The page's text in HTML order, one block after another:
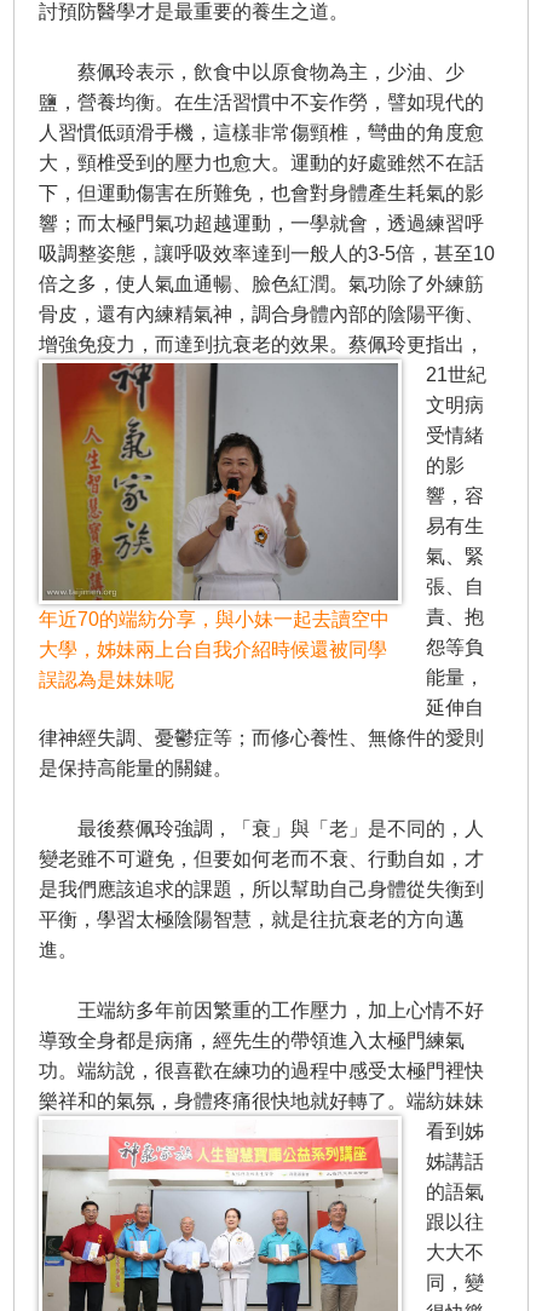
討預防醫學才是最重要的養生之道。
蔡佩玲表示，飲食中以原食物為主，少油、少
鹽，營養均衡。在生活習慣中不妄作勞，譬如現代的
人習慣低頭滑手機，這樣非常傷頸椎，彎曲的角度愈
大，頸椎受到的壓力也愈大。運動的好處雖然不在話
下，但運動傷害在所難免，也會對身體產生耗氣的影
響；而太極門氣功超越運動，一學就會，透過練習呼
吸調整姿態，讓呼吸效率達到一般人的3-5倍，甚至10
倍之多，使人氣血通暢、臉色紅潤。氣功除了外練筋
骨皮，還有內練精氣神，調合身體內部的陰陽平衡、
增強免疫力，而達到抗衰老的效果。
年近70的端紡分享，與小妹一起去讀空中
大學，姊妹兩上台自我介紹時候還被同學
誤認為是妹妹呢
蔡佩玲更指出，
21世紀
文明病
受情緒
的影
響，容
易有生
氣、緊
張、自
責、抱
怨等負
能量，
延伸自
律神經失調、憂鬱症等；而修心養性、無條件的愛則
是保持高能量的關鍵。
最後蔡佩玲強調，「衰」與「老」是不同的，人
變老雖不可避免，但要如何老而不衰、行動自如，才
是我們應該追求的課題，所以幫助自己身體從失衡到
平衡，學習太極陰陽智慧，就是往抗衰老的方向邁
進。
王端紡多年前因繁重的工作壓力，加上心情不好
導致全身都是病痛，經先生的帶領進入太極門練氣
功。端紡說，很喜歡在練功的過程中感受太極門裡快
樂祥和的氣氛，身體疼痛很快地就好轉了。端紡妹妹
看到姊
姊講話
的語氣
跟以往
大大不
同，變